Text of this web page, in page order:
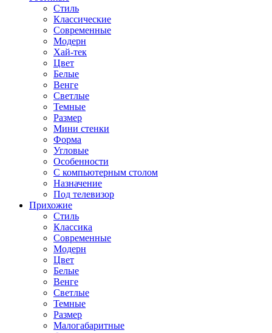
Стиль
Классические
Современные
Модерн
Хай-тек
Цвет
Белые
Венге
Светлые
Темные
Размер
Мини стенки
Форма
Угловые
Особенности
С компьютерным столом
Назначение
Под телевизор
Прихожие
Стиль
Классика
Современные
Модерн
Цвет
Белые
Венге
Светлые
Темные
Размер
Малогабаритные